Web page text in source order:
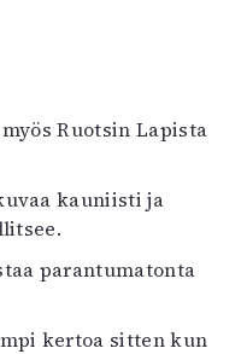
Ruotsin Lapista
kauniisti ja
parantumatonta
kertoa sitten kun